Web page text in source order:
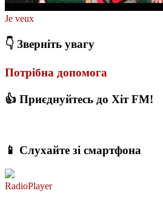
Je veux
👇 Зверніть увагу
Потрібна допомога
👍 Приєднуйтесь до Хіт FM!
📱 Слухайте зі смартфона
RadioPlayer